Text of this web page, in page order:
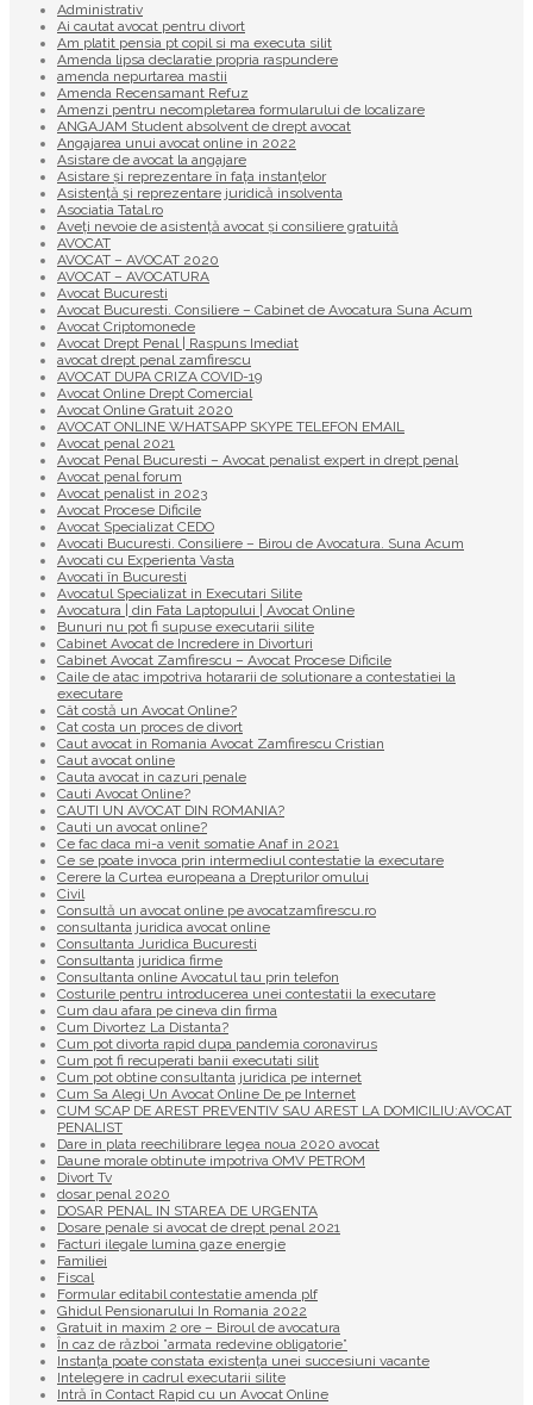
Administrativ
Ai cautat avocat pentru divort
Am platit pensia pt copil si ma executa silit
Amenda lipsa declaratie propria raspundere
amenda nepurtarea mastii
Amenda Recensamant Refuz
Amenzi pentru necompletarea formularului de localizare
ANGAJAM Student absolvent de drept avocat
Angajarea unui avocat online in 2022
Asistare de avocat la angajare
Asistare și reprezentare în fața instanțelor
Asistență și reprezentare juridică insolventa
Asociatia Tatal.ro
Aveţi nevoie de asistenţă avocat şi consiliere gratuită
AVOCAT
AVOCAT – AVOCAT 2020
AVOCAT – AVOCATURA
Avocat Bucuresti
Avocat Bucuresti. Consiliere – Cabinet de Avocatura Suna Acum
Avocat Criptomonede
Avocat Drept Penal | Raspuns Imediat
avocat drept penal zamfirescu
AVOCAT DUPA CRIZA COVID-19
Avocat Online Drept Comercial
Avocat Online Gratuit 2020
AVOCAT ONLINE WHATSAPP SKYPE TELEFON EMAIL
Avocat penal 2021
Avocat Penal Bucuresti – Avocat penalist expert in drept penal
Avocat penal forum
Avocat penalist in 2023
Avocat Procese Dificile
Avocat Specializat CEDO
Avocati Bucuresti. Consiliere – Birou de Avocatura. Suna Acum
Avocati cu Experienta Vasta
Avocati în Bucuresti
Avocatul Specializat in Executari Silite
Avocatura | din Fata Laptopului | Avocat Online
Bunuri nu pot fi supuse executarii silite
Cabinet Avocat de Incredere in Divorturi
Cabinet Avocat Zamfirescu – Avocat Procese Dificile
Caile de atac impotriva hotararii de solutionare a contestatiei la
executare
Cât costă un Avocat Online?
Cat costa un proces de divort
Caut avocat in Romania Avocat Zamfirescu Cristian
Caut avocat online
Cauta avocat in cazuri penale
Cauti Avocat Online?
CAUTI UN AVOCAT DIN ROMANIA?
Cauti un avocat online?
Ce fac daca mi-a venit somatie Anaf in 2021
Ce se poate invoca prin intermediul contestatie la executare
Cerere la Curtea europeana a Drepturilor omului
Civil
Consultă un avocat online pe avocatzamfirescu.ro
consultanta juridica avocat online
Consultanta Juridica Bucuresti
Consultanta juridica firme
Consultanta online Avocatul tau prin telefon
Costurile pentru introducerea unei contestatii la executare
Cum dau afara pe cineva din firma
Cum Divortez La Distanta?
Cum pot divorta rapid dupa pandemia coronavirus
Cum pot fi recuperati banii executati silit
Cum pot obtine consultanta juridica pe internet
Cum Sa Alegi Un Avocat Online De pe Internet
CUM SCAP DE AREST PREVENTIV SAU AREST LA DOMICILIU:AVOCAT
PENALIST
Dare in plata reechilibrare legea noua 2020 avocat
Daune morale obtinute impotriva OMV PETROM
Divort Tv
dosar penal 2020
DOSAR PENAL IN STAREA DE URGENTA
Dosare penale si avocat de drept penal 2021
Facturi ilegale lumina gaze energie
Familiei
Fiscal
Formular editabil contestatie amenda plf
Ghidul Pensionarului In Romania 2022
Gratuit in maxim 2 ore – Biroul de avocatura
În caz de război ”armata redevine obligatorie”
Instanța poate constata existenţa unei succesiuni vacante
Intelegere in cadrul executarii silite
Intră în Contact Rapid cu un Avocat Online